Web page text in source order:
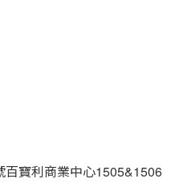
百寶利商業中心1505&1506